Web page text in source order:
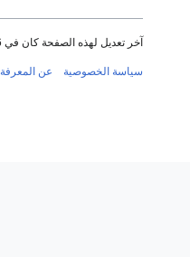
آخر تعديل لهذه الصفحة كان في 22:26, 29 أكتوبر 2013.
سياسة الخصوصية عن المعرفة